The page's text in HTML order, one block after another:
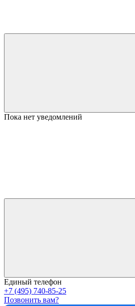
Пока нет уведомлений
Единый телефон
+7 (495) 740-85-25
Позвонить вам?